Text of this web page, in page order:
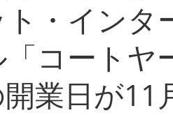
・インタ
コートヤ
業日が11